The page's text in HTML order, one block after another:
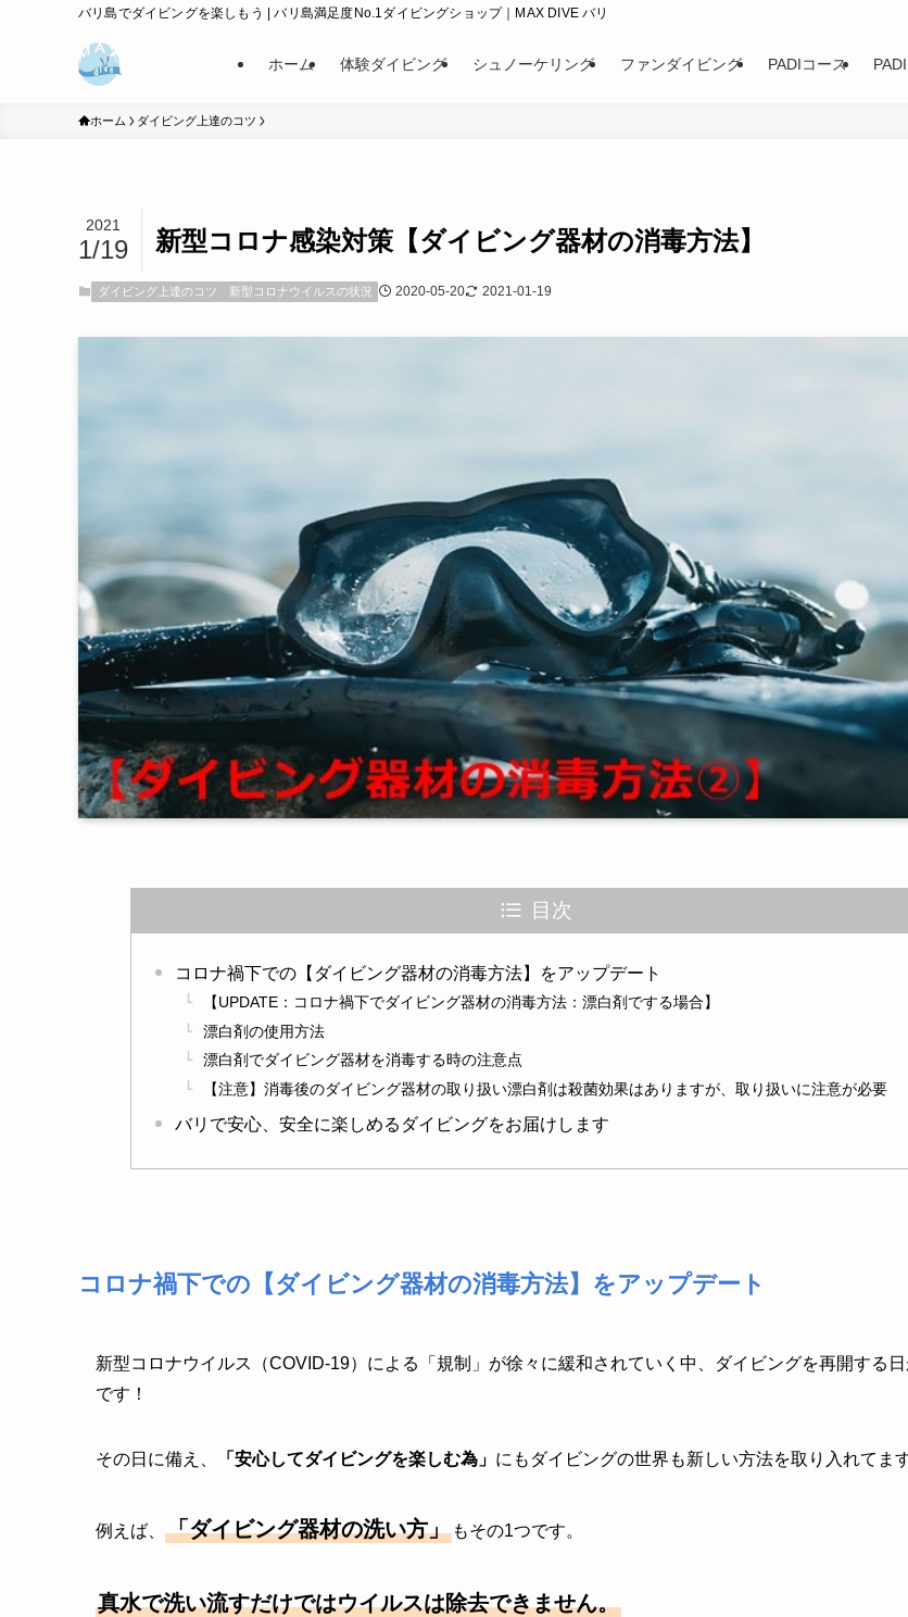
バリ島でダイビングを楽しもう | バリ島満足度No.1ダイビングショップ｜MAX DIVE バリ
ホーム 体験ダイビング シュノーケリング ファンダイビング PADIコース
ホーム ダイビング上達のコツ
新型コロナ感染対策【ダイビング器材の消毒方法】
2021
1/19
ダイビング上達のコツ 新型コロナウイルスの状況 2020-05-20 2021-01-19
目次
コロナ禍下での【ダイビング器材の消毒方法】をアップデート
【UPDATE：コロナ禍下でダイビング器材の消毒方法：漂白剤でする場合】
漂白剤の使用方法
漂白剤でダイビング器材を消毒する時の注意点
【注意】消毒後のダイビング器材の取り扱い漂白剤は殺菌効果はありますが、取り扱いに注意が必要
バリで安心、安全に楽しめるダイビングをお届けします
コロナ禍下での【ダイビング器材の消毒方法】をアップデート
新型コロナウイルス（COVID-19）による「規制」が徐々に緩和されていく中、ダイビングを再開する
です！
その日に備え、 「安心してダイビングを楽しむ為」 にもダイビングの世界も新しい方法を取り入れてます
例えば、 「ダイビング器材の洗い方」 もその1つです。
真水で洗い流すだけではウイルスは除去できません。